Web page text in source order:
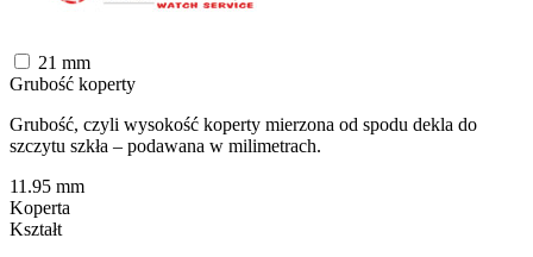
21 mm
Grubość koperty
Grubość, czyli wysokość koperty mierzona od spodu dekla do
szczytu szkła – podawana w milimetrach.
11.95 mm
Koperta
Kształt